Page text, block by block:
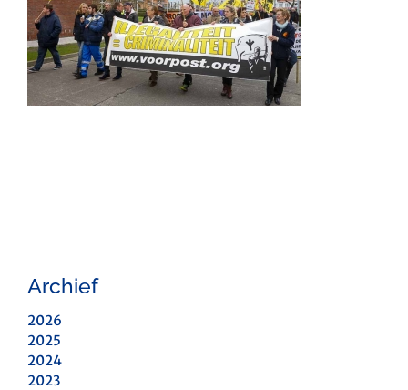
Archief
2026
2025
2024
2023